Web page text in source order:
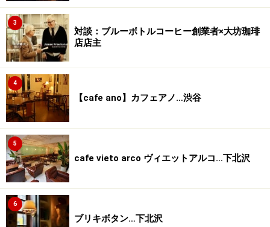
3
対談：ブルーボトルコーヒー創業者×大坊珈琲
店店主
4
【cafe ano】カフェアノ…渋谷
5
cafe vieto arco ヴィエットアルコ…下北沢
6
ブリキボタン…下北沢